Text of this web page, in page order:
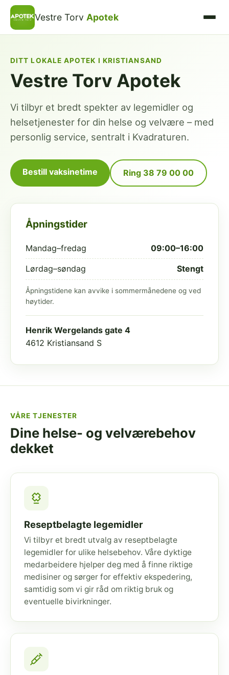
Vestre Torv Apotek
DITT LOKALE APOTEK I KRISTIANSAND
Vestre Torv Apotek
Vi tilbyr et bredt spekter av legemidler og
helsetjenester for din helse og velvære – med
personlig service, sentralt i Kvadraturen.
Bestill vaksinetime Ring 38 79 00 00
Åpningstider
Mandag–fredag 09:00–16:00
Lørdag–søndag Stengt
Åpningstidene kan avvike i sommermånedene og ved
høytider.
Henrik Wergelands gate 4
4612 Kristiansand S
VÅRE TJENESTER
Dine helse- og velværebehov
dekket
Reseptbelagte legemidler
Vi tilbyr et bredt utvalg av reseptbelagte
legemidler for ulike helsebehov. Våre dyktige
medarbeidere hjelper deg med å finne riktige
medisiner og sørger for effektiv ekspedering,
samtidig som vi gir råd om riktig bruk og
eventuelle bivirkninger.